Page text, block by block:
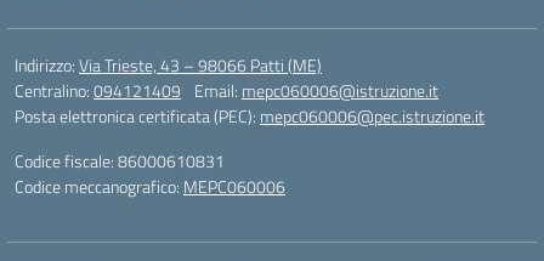
Indirizzo:Via Trieste, 43 – 98066 Patti (ME)
Centralino:094121409 Email: mepc060006@istruzione.it
Posta elettronica certificata (PEC): mepc060006@pec.istruzione.it
Codice fiscale: 86000610831
Codice meccanografico: MEPC060006